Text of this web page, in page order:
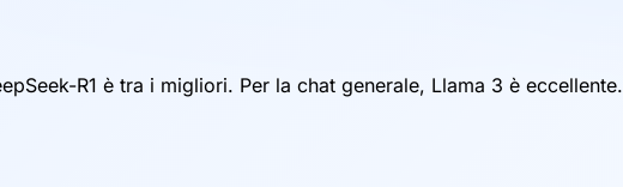
R1 è tra i migliori. Per la chat generale, Llama 3 è eccellente.